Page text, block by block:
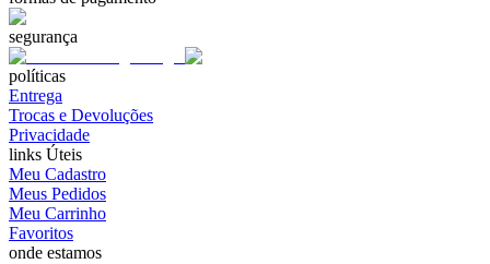
segurança
políticas
Entrega
Trocas e Devoluções
Privacidade
links Úteis
Meu Cadastro
Meus Pedidos
Meu Carrinho
Favoritos
onde estamos